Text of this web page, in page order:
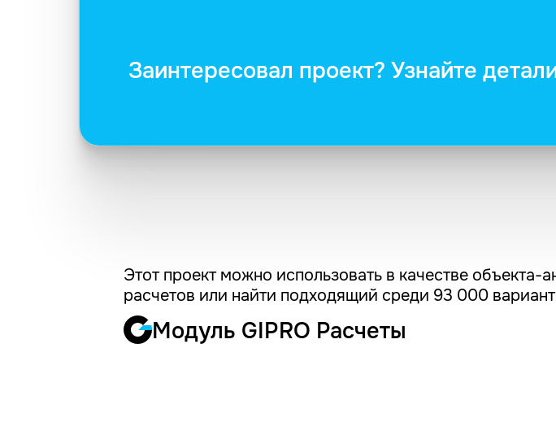
Заинтересовал проект? Узнайте
Этот проект можно использовать в качестве объекта-
расчетов или найти подходящий среди 93 000
Модуль GIPRO Расчеты